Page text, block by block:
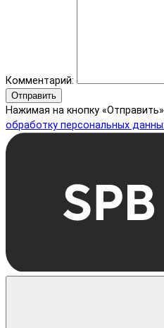
Комментарий:
Отправить
Нажимая на кнопку
обработку персональных